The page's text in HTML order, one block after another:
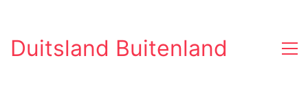
Duitsland Buitenland